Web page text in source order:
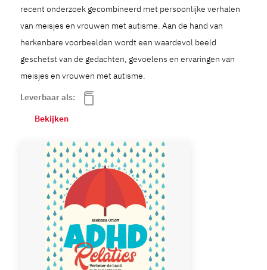
recent onderzoek gecombineerd met persoonlijke verhalen
van meisjes en vrouwen met autisme. Aan de hand van
herkenbare voorbeelden wordt een waardevol beeld
geschetst van de gedachten, gevoelens en ervaringen van
meisjes en vrouwen met autisme.
Leverbaar als:
Bekijken